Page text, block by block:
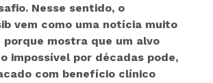
Nesse sentido, o
vem como uma notícia muito
mostra que um alvo
impossível por décadas pode,
com benefício clínico